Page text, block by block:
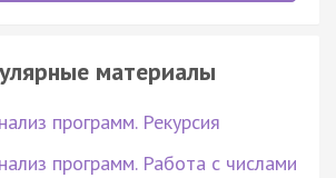
материалы
программ. Рекурсия
программ. Работа с числами